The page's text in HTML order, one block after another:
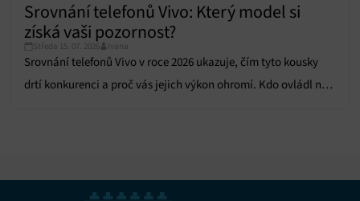
Srovnání telefonů Vivo: Který model si
získá vaši pozornost?
Středa 15. 07. 2026 Ivana
Srovnání telefonů Vivo v roce 2026 ukazuje, čím tyto kousky
drtí konkurenci a proč vás jejich výkon ohromí. Kdo ovládl náš